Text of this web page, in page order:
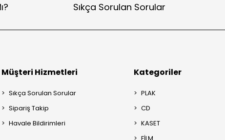
Sıkça Sorulan Sorular
Müşteri Hizmetleri
Sıkça Sorulan Sorular
Sipariş Takip
Havale Bildirimleri
Kategoriler
PLAK
CD
KASET